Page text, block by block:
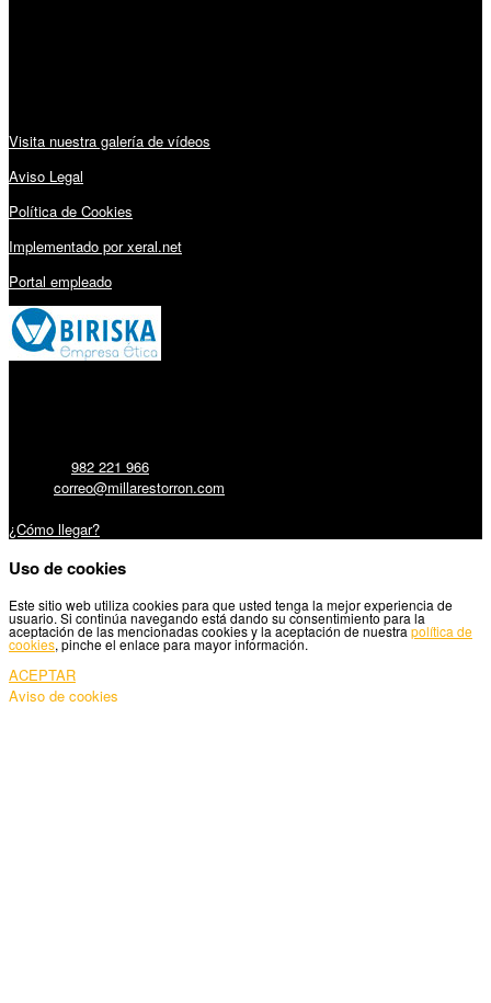
Visita nuestra galería de vídeos
Aviso Legal
Política de Cookies
Implementado por xeral.net
Portal empleado
982 221 966
correo@millarestorron.com
¿Cómo llegar?
Uso de cookies
Este sitio web utiliza cookies para que usted tenga la mejor experiencia de
usuario. Si continúa navegando está dando su consentimiento para la
aceptación de las mencionadas cookies y la aceptación de nuestra política de
cookies, pinche el enlace para mayor información.
ACEPTAR
Aviso de cookies